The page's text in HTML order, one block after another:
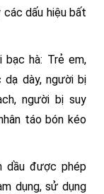
các dấu hiệu bất
hà: Trẻ em,
dày, người bị
người bị suy
táo bón kéo
dầu được phép
dụng, sử dụng